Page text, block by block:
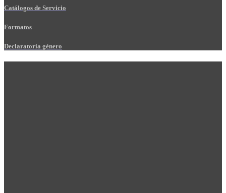
Catálogos de Servicio
Formatos
Declaratoria género